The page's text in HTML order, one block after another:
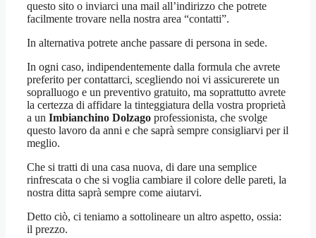
questo sito o inviarci una mail all’indirizzo che potrete
facilmente trovare nella nostra area “contatti”.
In alternativa potrete anche passare di persona in sede.
In ogni caso, indipendentemente dalla formula che avrete
preferito per contattarci, scegliendo noi vi assicurerete un
sopralluogo e un preventivo gratuito, ma soprattutto avrete
la certezza di affidare la tinteggiatura della vostra proprietà
a un Imbianchino Dolzago professionista, che svolge
questo lavoro da anni e che saprà sempre consigliarvi per il
meglio.
Che si tratti di una casa nuova, di dare una semplice
rinfrescata o che si voglia cambiare il colore delle pareti, la
nostra ditta saprà sempre come aiutarvi.
Detto ciò, ci teniamo a sottolineare un altro aspetto, ossia:
il prezzo.